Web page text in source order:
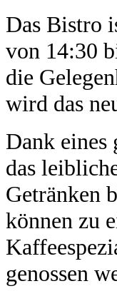
Das Bistro
von 14:30
die
wird das
Dank eines
das
Getränken
können zu
genossen